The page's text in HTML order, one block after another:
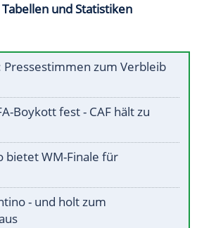
und Statistiken
Pressestimmen zum Verbleib
Boykott fest - CAF hält zu
bietet WM-Finale für
- und holt zum